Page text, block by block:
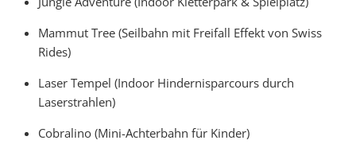
Mammut Tree (Seilbahn mit Freifall Effekt von Swiss
Rides)
Laser Tempel (Indoor Hindernisparcours durch
Laserstrahlen)
Cobralino (Mini-Achterbahn für Kinder)